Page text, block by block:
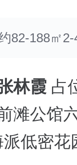
82-188㎡
林霞 占
滩公馆
派低密